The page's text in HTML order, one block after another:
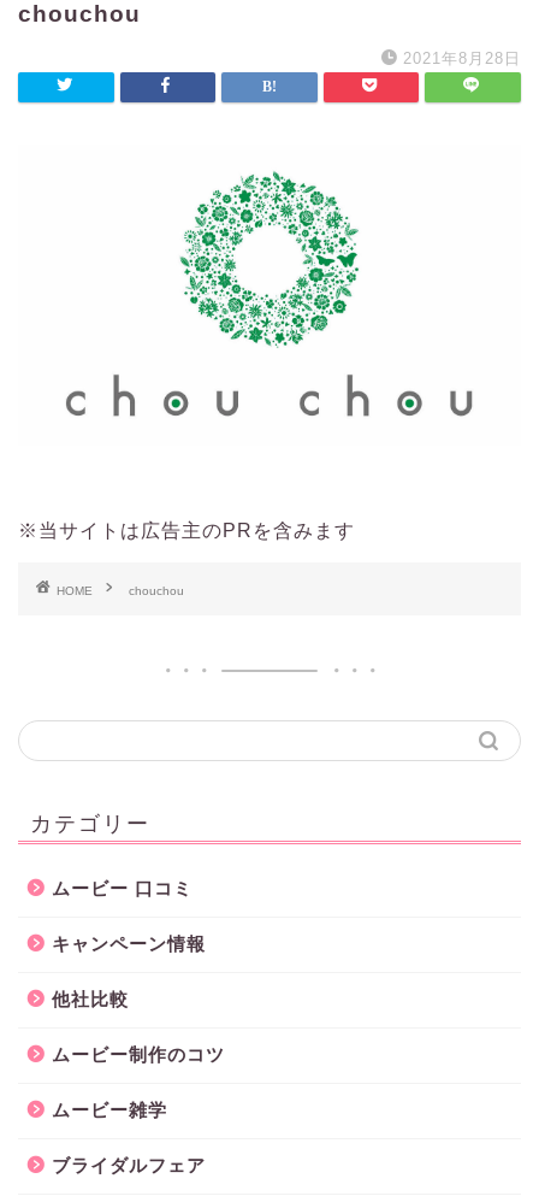
chouchou
2021年8月28日
※当サイトは広告主のPRを含みます
HOME chouchou
カテゴリー
ムービー 口コミ
キャンペーン情報
他社比較
ムービー制作のコツ
ムービー雑学
ブライダルフェア